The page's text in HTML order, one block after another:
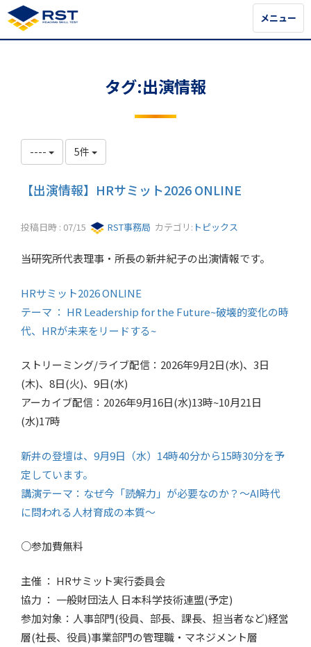
メニュー
メニュー
タグ:出演情報
---- 5件
【出演情報】HRサミット2026 ONLINE
投稿日時 : 07/15 RST事務局 カテゴリ: トピックス
当研究所代表理事・所長の新井紀子の出演情報です。
HRサミット2026 ONLINE
テーマ ： HR Leadership for the Future~破壊的変化の時
代、HRが未来をリードする~
ストリーミング/ライブ配信：2026年9月2日(水)、3日
(木)、8日(火)、9日(水)
アーカイブ配信：2026年9月16日(水)13時~10月21日
(水)17時
新井の登壇は、9月9日（水）14時40分から15時30分を予
定しています。
講演テーマ：なぜ今「読解力」が必要なのか？～AI時代
に問われる人材育成の本質～
○参加費無料
主催 ： HRサミット実行委員会
協力 ： 一般財団法人 日本科学技術連盟(予定)
参加対象：人事部門(役員、部長、課長、担当者など)経営
層(社長、役員)事業部門の管理職・マネジメント層